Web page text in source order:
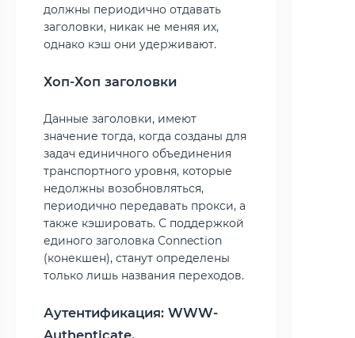
должны периодично отдавать
заголовки, никак не меняя их,
однако кэш они удерживают.
Хоп-Хоп заголовки
Данные заголовки, имеют
значение тогда, когда созданы для
задач единичного объединения
транспортного уровня, которые
недолжны возобновляться,
периодично передавать прокси, а
также кэшировать. С поддержкой
единого заголовка Connection
(конекшен), станут определены
только лишь названия переходов.
Аутентификация: WWW-
Authenticate.